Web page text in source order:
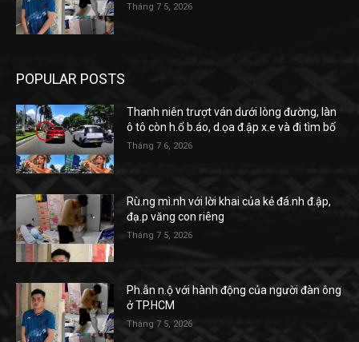
Tháng 7 5, 2026
POPULAR POSTS
Thanh niên trượt ván dưới lòng đường, làn
ô tô còn h.ổ b.áo, d.ọa đ.ập x.e và đi tìm bố
Tháng 7 6, 2026
Rù.ng mì.nh với lời khai của kẻ đá.nh đ.ập,
đạ.p văng con riêng
Tháng 7 5, 2026
Ph.ẫn n.ộ với hành động của người đàn ông
ở TP.HCM
Tháng 7 5, 2026